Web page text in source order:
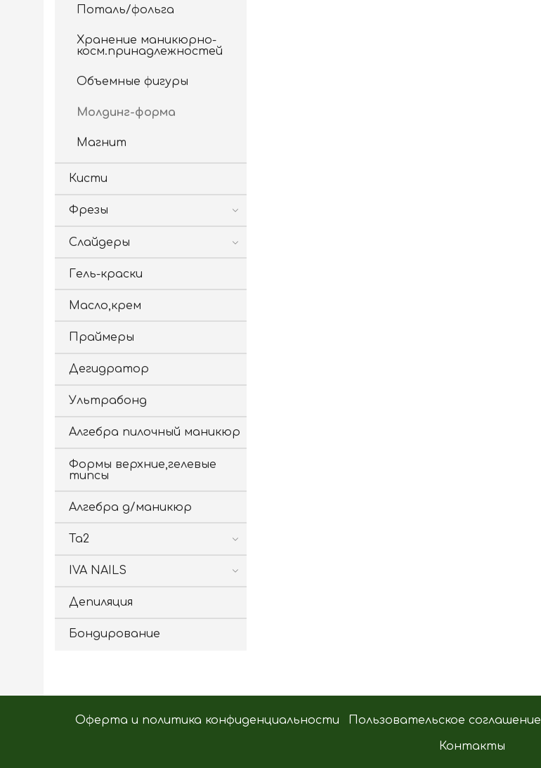
Поталь/фольга
Хранение маникюрно-
косм.принадлежностей
Объемные фигуры
Молдинг-форма
Магнит
Кисти
Фрезы
Слайдеры
Гель-краски
Масло,крем
Праймеры
Дегидратор
Ультрабонд
Алгебра пилочный маникюр
Формы верхние,гелевые
типсы
Алгебра д/маникюр
Ta2
IVA NAILS
Депиляция
Бондирование
Оферта и политика конфиденциальности Пользовательское соглашение
Контакты